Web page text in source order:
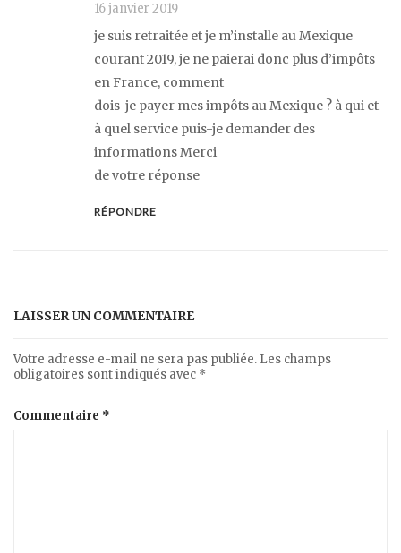
16 janvier 2019
je suis retraitée et je m’installe au Mexique
courant 2019, je ne paierai donc plus d’impôts
en France, comment
dois-je payer mes impôts au Mexique ? à qui et
à quel service puis-je demander des
informations Merci
de votre réponse
RÉPONDRE
LAISSER UN COMMENTAIRE
Votre adresse e-mail ne sera pas publiée. Les champs
obligatoires sont indiqués avec *
Commentaire *